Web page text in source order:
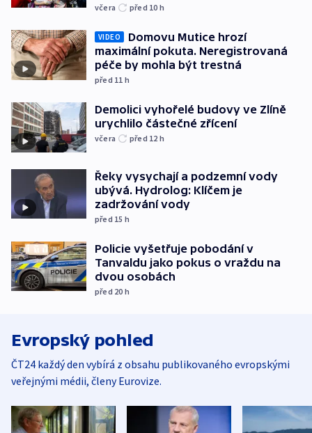
včera před 10 h
VIDEO
Domovu Mutice hrozí
maximální pokuta. Neregistrovaná
péče by mohla být trestná
před 11 h
Demolici vyhořelé budovy ve Zlíně
urychlilo částečné zřícení
včera před 12 h
Řeky vysychají a podzemní vody
ubývá. Hydrolog: Klíčem je
zadržování vody
před 15 h
Policie vyšetřuje pobodání v
Tanvaldu jako pokus o vraždu na
dvou osobách
před 20 h
Evropský pohled
ČT24 každý den vybírá z obsahu publikovaného evropskými
veřejnými médii, členy Eurovize.